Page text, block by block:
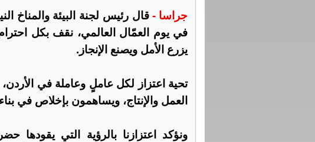
جراسا - قال رئيس لجنة البيئة والمناخ
في يوم العمّال العالمي، نقف بكل
يزرع الأمل ويصنع الإنجاز.
تحية اعتزاز لكل عاملٍ وعاملة في
العمل والإنتاج، ويساهمون بإخلاص في
ونؤكد اعتزازنا بالرؤية التي يقودها